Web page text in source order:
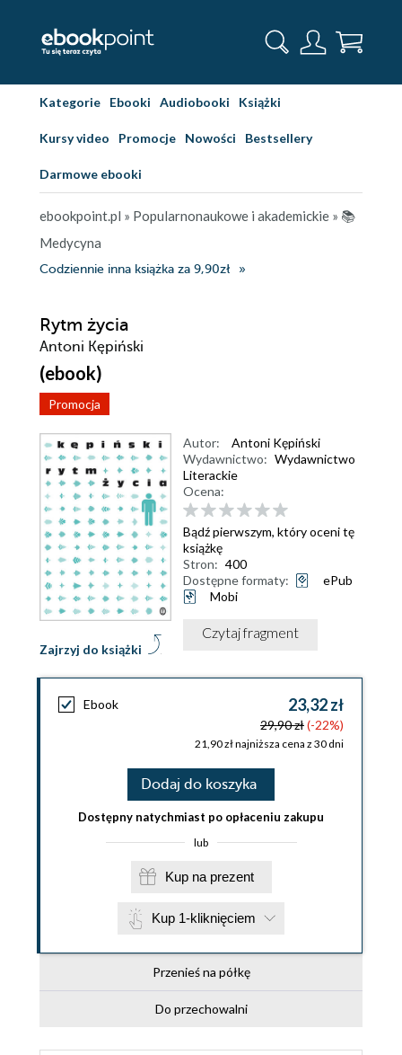
Kategorie Ebooki Audiobooki Książki
Kursy video Promocje Nowości Bestsellery
Darmowe ebooki
ebookpoint.pl » Popularnonaukowe i akademickie » 📚
Medycyna
Codziennie inna książka za 9,90zł
Rytm życia
Antoni Kępiński
(ebook)
Promocja
Zajrzyj do książki
Autor:
Antoni Kępiński
Wydawnictwo: Wydawnictwo
Literackie
Ocena:
Bądź pierwszym, który oceni tę
książkę
Stron: 400
Dostępne formaty:
ePub
Mobi
Czytaj fragment
Ebook 23,32 zł
29,90 zł(-22%)
21,90 zł najniższa cena z 30 dni
Dodaj do koszyka
Dostępny natychmiast po opłaceniu zakupu
lub
Kup na prezent
Kup 1-kliknięciem
Przenieś na półkę
Do przechowalni